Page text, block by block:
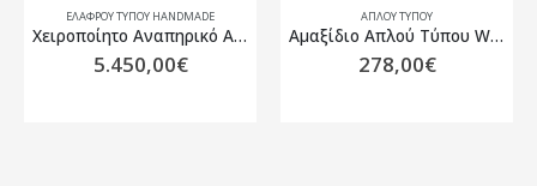
ΕΛΑΦΡΟΎ ΤΎΠΟΥ HANDMADE
Xειροποίητο Αναπηρικό Αμαξίδιο Ελαφρού Τύπου M-i 43cm Χρυσό
5.450,00€
ΑΠΛΟΎ ΤΎΠΟΥ
Αμαξίδιο Απλού Τύπου Wheel Economy 24″ 46cm Μαύρο / Ασημί Συμπαγείς τροχοί
278,00€